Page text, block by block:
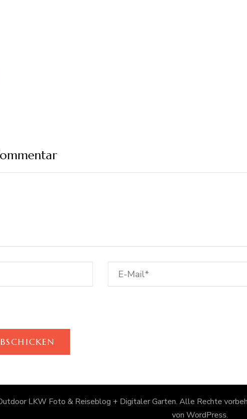
LKW Foto & Reiseblog + Digitaler Garten. Alle Rechte
von WordPress.